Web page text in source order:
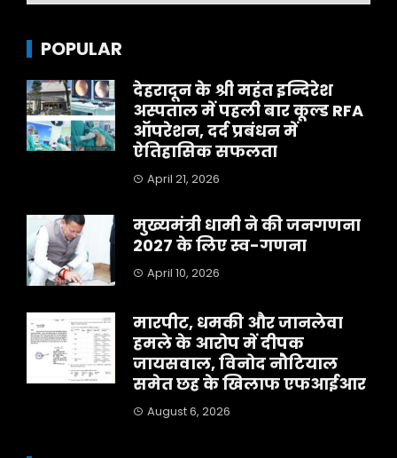
POPULAR
देहरादून के श्री महंत इन्दिरेश
अस्पताल में पहली बार कूल्ड RFA
ऑपरेशन, दर्द प्रबंधन में
ऐतिहासिक सफलता
April 21, 2026
मुख्यमंत्री धामी ने की जनगणना
2027 के लिए स्व-गणना
April 10, 2026
मारपीट, धमकी और जानलेवा
हमले के आरोप में दीपक
जायसवाल, विनोद नौटियाल
समेत छह के खिलाफ एफआईआर
August 6, 2026